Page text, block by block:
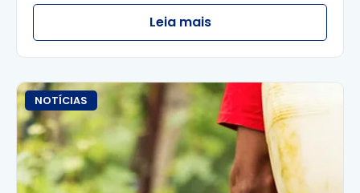
Leia mais
NOTÍCIAS